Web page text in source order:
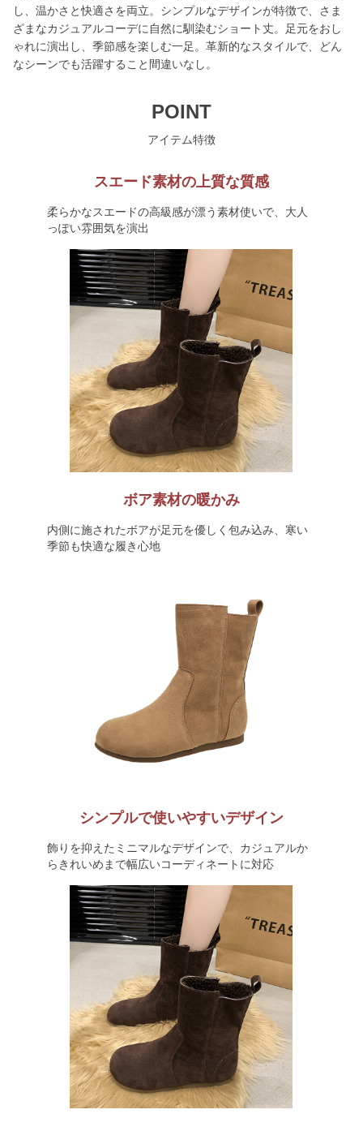
し、温かさと快適さを両立。シンプルなデザインが特徴で、さま
ざまなカジュアルコーデに自然に馴染むショート丈。足元をおし
ゃれに演出し、季節感を楽しむ一足。革新的なスタイルで、どん
なシーンでも活躍すること間違いなし。
POINT
アイテム特徴
スエード素材の上質な質感
柔らかなスエードの高級感が漂う素材使いで、大人
っぽい雰囲気を演出
ボア素材の暖かみ
内側に施されたボアが足元を優しく包み込み、寒い
季節も快適な履き心地
シンプルで使いやすいデザイン
飾りを抑えたミニマルなデザインで、カジュアルか
らきれいめまで幅広いコーディネートに対応